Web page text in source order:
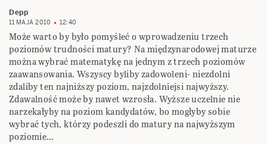
Depp
11 MAJA 2010 12:40
Może warto by było pomyśleć o wprowadzeniu trzech
poziomów trudności matury? Na międzynarodowej maturze
można wybrać matematykę na jednym z trzech poziomów
zaawansowania. Wszyscy byliby zadowoleni- niezdolni
zdaliby ten najniższy poziom, najzdolniejsi najwyższy.
Zdawalność może by nawet wzrosła. Wyższe uczelnie nie
narzekałyby na poziom kandydatów, bo mogłyby sobie
wybrać tych, którzy podeszli do matury na najwyższym
poziomie…